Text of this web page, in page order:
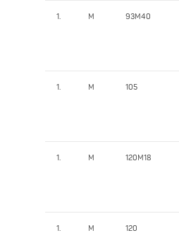
1. M 93M40
1. M 105
1. M 120M18
1. M 120